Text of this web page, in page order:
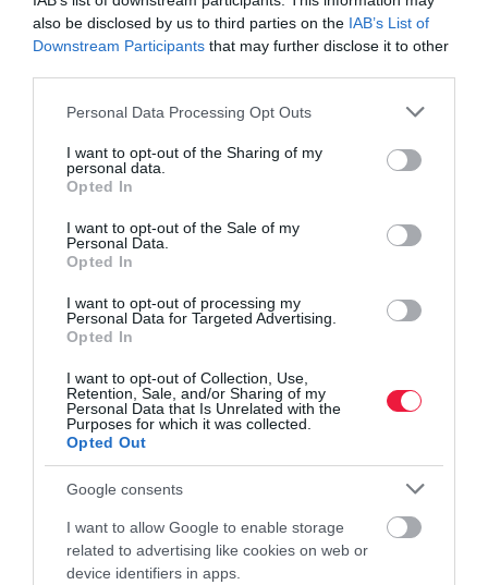
also be disclosed by us to third parties on the IAB’s List of
Downstream Participants that may further disclose it to other
Please note that this website/app uses one or more Google
not limited to your visit or usage behaviour. You may click to
grant or deny consent to Google and its third-party tags to
use your data for below specified purposes in below Google
consent section.
Personal Data Processing Opt Outs
I want to opt-out of the Sharing of my
personal data.
Opted In
I want to opt-out of the Sale of my
Personal Data.
Opted In
I want to opt-out of processing my
Personal Data for Targeted Advertising.
Opted In
I want to opt-out of Collection, Use,
Retention, Sale, and/or Sharing of my
Personal Data that Is Unrelated with the
Purposes for which it was collected.
Opted Out
Google consents
I want to allow Google to enable storage
related to advertising like cookies on web or
device identifiers in apps.
Így bukhatod el az erős forint előnyét külföldi
vásárláskor
Július 9-én 358,33 forint volt 1 euró középárfolyamon.
Összehasonlításként: idén április 2-án még 383,63 forintot ért egy
euró. Az erős forint sokakat gondolkoztat el, érdemes-e a